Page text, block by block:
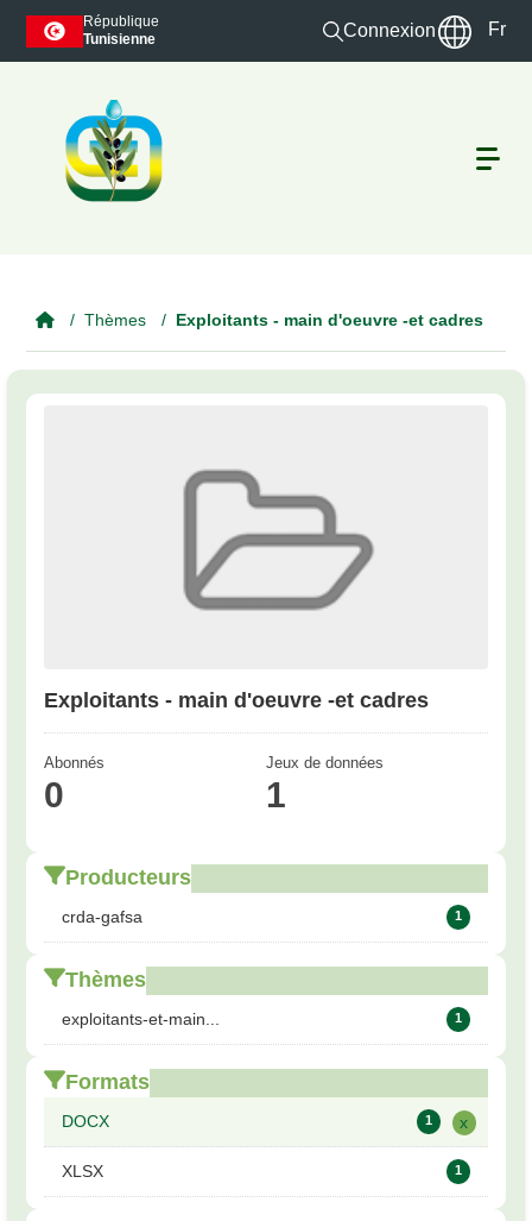
Skip to main content
République
Tunisienne
Connexion Fr
Thèmes Exploitants - main d'oeuvre -et cadres
Exploitants - main d'oeuvre -et cadres
Abonnés
0
Jeux de données
1
Producteurs
crda-gafsa 1
Thèmes
exploitants-et-main... 1
Formats
DOCX 1 x
XLSX 1